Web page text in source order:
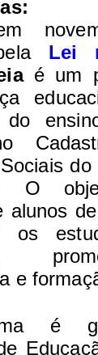
Lei
é um
do
O
alunos
os
e
é